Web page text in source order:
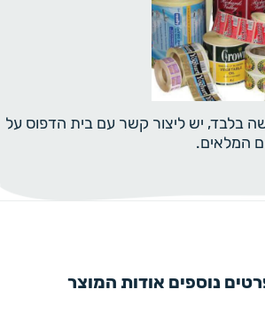
בלבד, יש ליצור קשר עם בית הדפוס על
המלאים.
נוספים אודות המוצר